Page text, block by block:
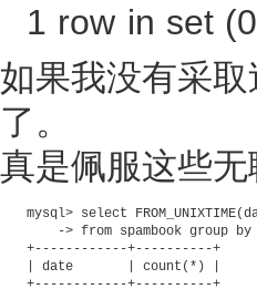
1 row in set
如果我没有采
了。
真是佩服这些
mysql> select
-> from spambook group
+------------+----------+
| date       | count(*) |
+------------+----------+